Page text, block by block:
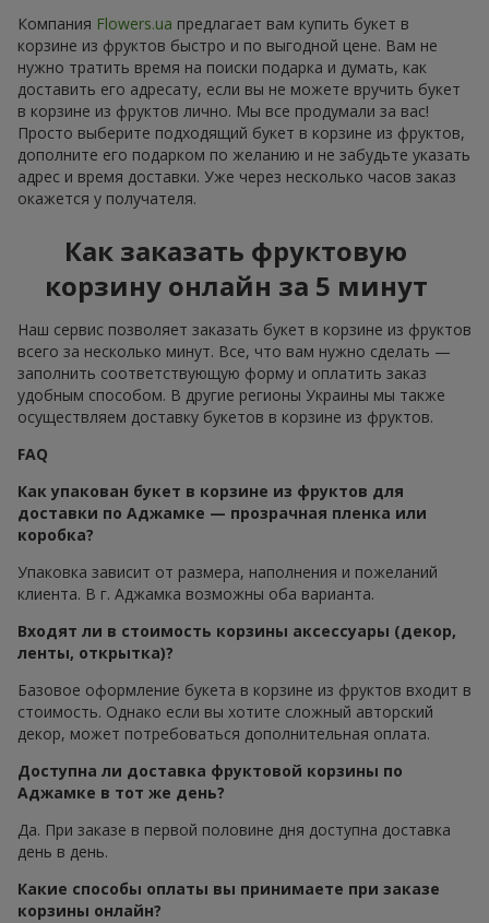
Компания Flowers.ua предлагает вам купить букет в
корзине из фруктов быстро и по выгодной цене. Вам не
нужно тратить время на поиски подарка и думать, как
доставить его адресату, если вы не можете вручить букет
в корзине из фруктов лично. Мы все продумали за вас!
Просто выберите подходящий букет в корзине из фруктов,
дополните его подарком по желанию и не забудьте указать
адрес и время доставки. Уже через несколько часов заказ
окажется у получателя.
Как заказать фруктовую
корзину онлайн за 5 минут
Наш сервис позволяет заказать букет в корзине из фруктов
всего за несколько минут. Все, что вам нужно сделать —
заполнить соответствующую форму и оплатить заказ
удобным способом. В другие регионы Украины мы также
осуществляем доставку букетов в корзине из фруктов.
FAQ
Как упакован букет в корзине из фруктов для
доставки по Аджамке — прозрачная пленка или
коробка?
Упаковка зависит от размера, наполнения и пожеланий
клиента. В г. Аджамка возможны оба варианта.
Входят ли в стоимость корзины аксессуары (декор,
ленты, открытка)?
Базовое оформление букета в корзине из фруктов входит в
стоимость. Однако если вы хотите сложный авторский
декор, может потребоваться дополнительная оплата.
Доступна ли доставка фруктовой корзины по
Аджамке в тот же день?
Да. При заказе в первой половине дня доступна доставка
день в день.
Какие способы оплаты вы принимаете при заказе
корзины онлайн?